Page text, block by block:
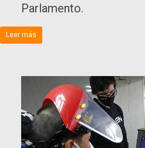
Parlamento.
Leer más